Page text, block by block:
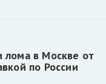
лома в Москве от
по России